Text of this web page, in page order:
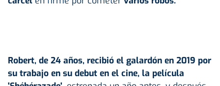
Robert, de 24 años, recibió el galardón en 2019 por
su trabajo en su debut en el cine, la película